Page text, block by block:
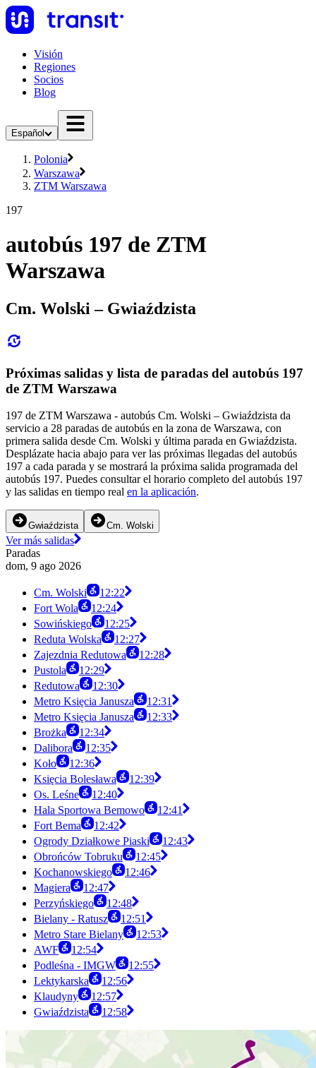
Visión
Regiones
Socios
Blog
Español
Polonia
Warszawa
ZTM Warszawa
197
autobús 197 de ZTM
Warszawa
Cm. Wolski – Gwiaździsta
Próximas salidas y lista de paradas del autobús 197
de ZTM Warszawa
197 de ZTM Warszawa - autobús Cm. Wolski – Gwiaździsta da
servicio a 28 paradas de autobús en la zona de Warszawa, con
primera salida desde Cm. Wolski y última parada en Gwiaździsta.
Desplázate hacia abajo para ver las próximas llegadas del autobús
197 a cada parada y se mostrará la próxima salida programada del
autobús 197. Puedes consultar el horario completo del autobús 197
y las salidas en tiempo real en la aplicación.
Gwiaździsta Cm. Wolski
Ver más salidas
Paradas
dom, 9 ago 2026
Cm. Wolski
12:22
Fort Wola
12:24
Sowińskiego
12:25
Reduta Wolska
12:27
Zajezdnia Redutowa
12:28
Pustola
12:29
Redutowa
12:30
Metro Księcia Janusza
12:31
Metro Księcia Janusza
12:33
Brożka
12:34
Dalibora
12:35
Koło
12:36
Księcia Bolesława
12:39
Os. Leśne
12:40
Hala Sportowa Bemowo
12:41
Fort Bema
12:42
Ogrody Działkowe Piaski
12:43
Obrońców Tobruku
12:45
Kochanowskiego
12:46
Magiera
12:47
Perzyńskiego
12:48
Bielany - Ratusz
12:51
Metro Stare Bielany
12:53
AWF
12:54
Podleśna - IMGW
12:55
Lektykarska
12:56
Klaudyny
12:57
Gwiaździsta
12:58